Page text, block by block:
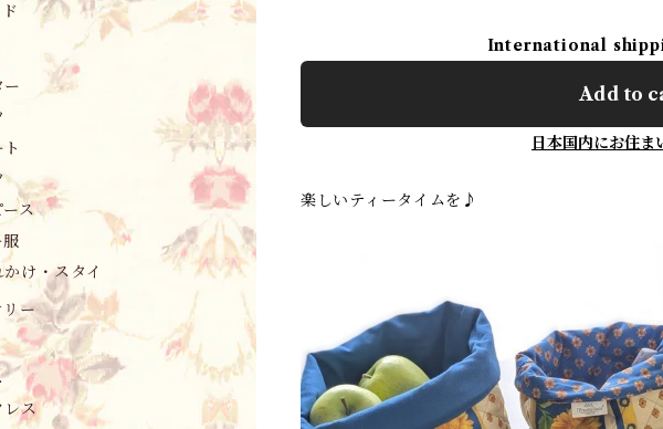
International
Add to
日本国内にお住ま
楽しいティータイムを♪
ー
ス
かけ・スタイ
リー
レス